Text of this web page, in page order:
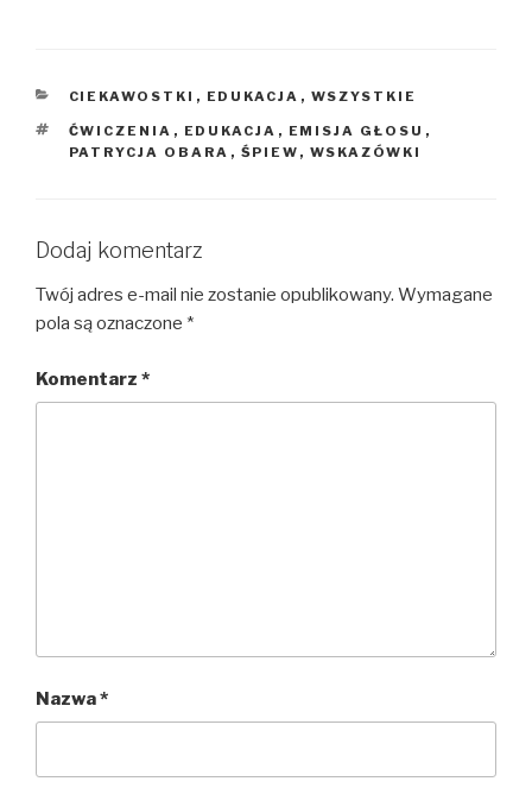
KATEGORIE
CIEKAWOSTKI , EDUKACJA , WSZYSTKIE
TAGI
ĆWICZENIA , EDUKACJA , EMISJA GŁOSU ,
PATRYCJA OBARA , ŚPIEW , WSKAZÓWKI
Dodaj komentarz
Twój adres e-mail nie zostanie opublikowany. Wymagane
pola są oznaczone *
Komentarz *
Nazwa*